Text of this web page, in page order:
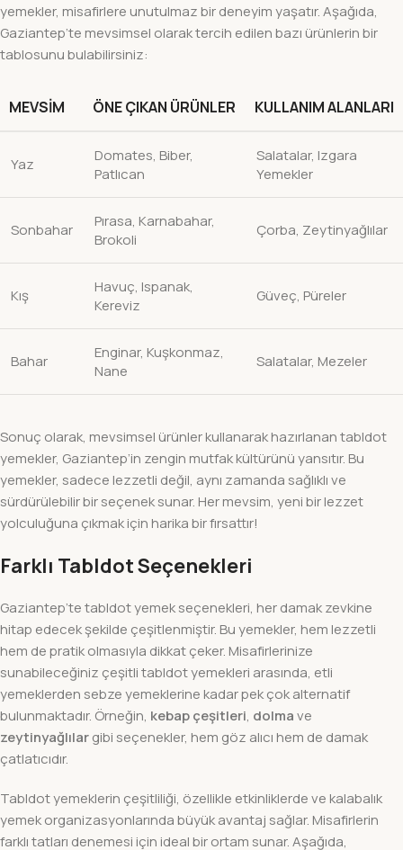
yemekler, misafirlere unutulmaz bir deneyim yaşatır. Aşağıda,
Gaziantep’te mevsimsel olarak tercih edilen bazı ürünlerin bir
tablosunu bulabilirsiniz:
MEVSIM ÖNE ÇIKAN ÜRÜNLER KULLANIM ALANLARI
Yaz
Domates, Biber,
Patlıcan
Salatalar, Izgara
Yemekler
Sonbahar
Pırasa, Karnabahar,
Brokoli
Çorba, Zeytinyağlılar
Kış
Havuç, Ispanak,
Kereviz
Güveç, Püreler
Bahar
Enginar, Kuşkonmaz,
Nane
Salatalar, Mezeler
Sonuç olarak, mevsimsel ürünler kullanarak hazırlanan tabldot
yemekler, Gaziantep’in zengin mutfak kültürünü yansıtır. Bu
yemekler, sadece lezzetli değil, aynı zamanda sağlıklı ve
sürdürülebilir bir seçenek sunar. Her mevsim, yeni bir lezzet
yolculuğuna çıkmak için harika bir fırsattır!
Farklı Tabldot Seçenekleri
Gaziantep’te tabldot yemek seçenekleri, her damak zevkine
hitap edecek şekilde çeşitlenmiştir. Bu yemekler, hem lezzetli
hem de pratik olmasıyla dikkat çeker. Misafirlerinize
sunabileceğiniz çeşitli tabldot yemekleri arasında, etli
yemeklerden sebze yemeklerine kadar pek çok alternatif
bulunmaktadır. Örneğin, kebap çeşitleri, dolmave
zeytinyağlılargibi seçenekler, hem göz alıcı hem de damak
çatlatıcıdır.
Tabldot yemeklerin çeşitliliği, özellikle etkinliklerde ve kalabalık
yemek organizasyonlarında büyük avantaj sağlar. Misafirlerin
farklı tatları denemesi için ideal bir ortam sunar. Aşağıda,